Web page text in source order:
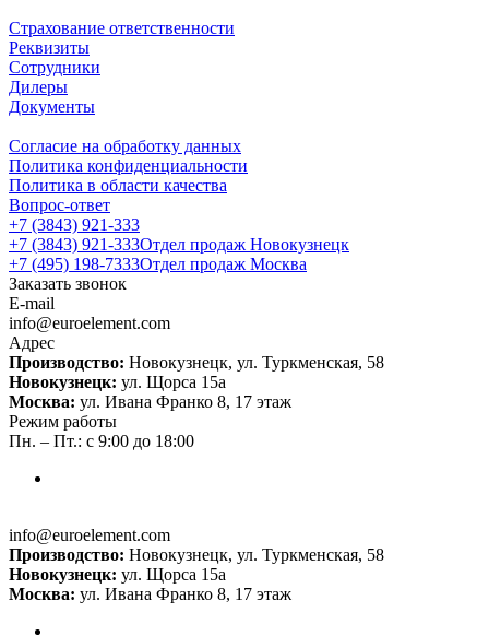
Страхование ответственности
Реквизиты
Сотрудники
Дилеры
Документы
Согласие на обработку данных
Политика конфиденциальности
Политика в области качества
Вопрос-ответ
+7 (3843) 921-333
+7 (3843) 921-333Отдел продаж Новокузнецк
+7 (495) 198-7333Отдел продаж Москва
Заказать звонок
E-mail
info@euroelement.com
Адрес
Производство: Новокузнецк, ул. Туркменская, 58
Новокузнецк: ул. Щорса 15а
Москва: ул. Ивана Франко 8, 17 этаж
Режим работы
Пн. – Пт.: с 9:00 до 18:00
info@euroelement.com
Производство: Новокузнецк, ул. Туркменская, 58
Новокузнецк: ул. Щорса 15а
Москва: ул. Ивана Франко 8, 17 этаж